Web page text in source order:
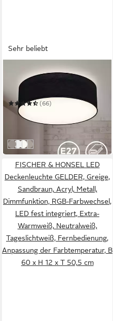
Sehr beliebt
LED Deckenleuchte
Deckenleuchte Stoff-
Deckenlampe Ø30cm 1-
flammig E27 Wohnzimmer
(66)
ab 25,99 €
in 3-4 Werktagen bei dir
schwarz
weißweiß/grau
taupe
FISCHER & HONSEL LED
Deckenleuchte GELDER, Greige,
Sandbraun, Acryl, Metall,
Dimmfunktion, RGB-Farbwechsel,
LED fest integriert, Extra-
Warmweiß, Neutralweiß,
Tageslichtweiß, Fernbedienung,
Anpassung der Farbtemperatur, B
60 x H 12 x T 50,5 cm